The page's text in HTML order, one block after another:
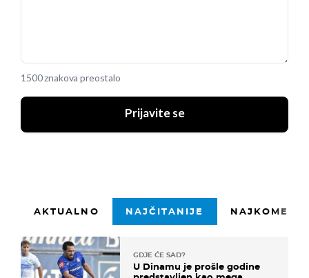
1500 znakova preostalo
Prijavite se
AKTUALNO NAJČITANIJE
GDJE ĆE SAD?
U Dinamu je prošle godine